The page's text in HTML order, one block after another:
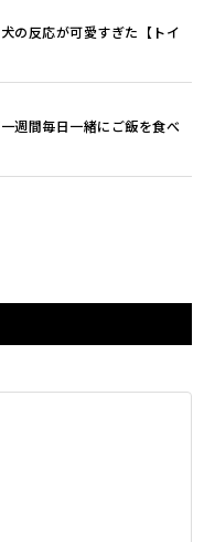
の反応が可愛すぎた【トイ
週間毎日一緒にご飯を食べ